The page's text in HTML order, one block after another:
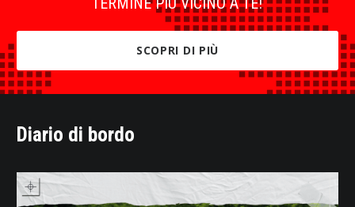
SCOPRI DI PIÙ
Diario di bordo